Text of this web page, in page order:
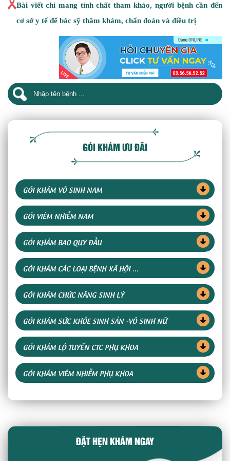
Bài viết chỉ mang tính chất tham khảo, người bệnh cần đến
cơ sở y tế để bác sỹ thăm khám, chẩn đoán và điều trị
GÓI KHÁM ƯU ĐÃI
GÓI KHÁM VÔ SINH NAM
GÓI VIÊM NHIỄM NAM
GÓI KHÁM BAO QUY ĐẦU
GÓI KHÁM CÁC LOẠI BỆNH XÃ HỘI ...
GÓI KHÁM CHỨC NĂNG SINH LÝ
GÓI KHÁM SỨC KHỎE SINH SẢN -VÔ SINH NỮ
GÓI KHÁM LỘ TUYẾN CTC PHỤ KHOA
GÓI KHÁM VIÊM NHIỄM PHỤ KHOA
ĐẶT HẸN KHÁM NGAY